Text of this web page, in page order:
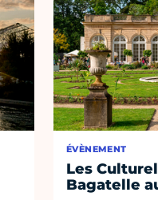
ÉVÈNEMENT
Les
Bagatelle